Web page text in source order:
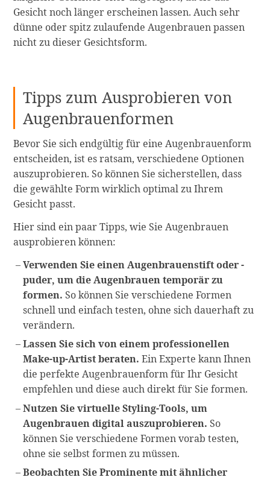
Gesicht noch länger erscheinen lassen. Auch sehr
dünne oder spitz zulaufende Augenbrauen passen
nicht zu dieser Gesichtsform.
Tipps zum Ausprobieren von
Augenbrauenformen
Bevor Sie sich endgültig für eine Augenbrauenform
entscheiden, ist es ratsam, verschiedene Optionen
auszuprobieren. So können Sie sicherstellen, dass
die gewählte Form wirklich optimal zu Ihrem
Gesicht passt.
Hier sind ein paar Tipps, wie Sie Augenbrauen
ausprobieren können:
Verwenden Sie einen Augenbrauenstift oder -
puder, um die Augenbrauen temporär zu
formen. So können Sie verschiedene Formen
schnell und einfach testen, ohne sich dauerhaft zu
verändern.
Lassen Sie sich von einem professionellen
Make-up-Artist beraten. Ein Experte kann Ihnen
die perfekte Augenbrauenform für Ihr Gesicht
empfehlen und diese auch direkt für Sie formen.
Nutzen Sie virtuelle Styling-Tools, um
Augenbrauen digital auszuprobieren. So
können Sie verschiedene Formen vorab testen,
ohne sie selbst formen zu müssen.
Beobachten Sie Prominente mit ähnlicher